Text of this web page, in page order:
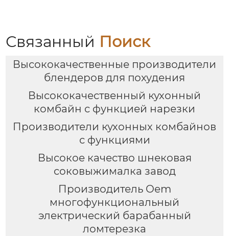
большая ручка
воздушная печь
Связанный Поиск
Высококачественные производители
блендеров для похудения
Высококачественный кухонный
комбайн с функцией нарезки
Производители кухонных комбайнов
с функциями
Высокое качество шнековая
соковыжималка завод
Производитель Oem
многофункциональный
электрический барабанный
ломтерезка